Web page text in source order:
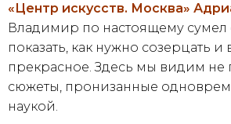
«Центр искусств. Москва»
Владимир по настоящему сумел
показать, как нужно созерцать и
прекрасное. Здесь мы видим не
сюжеты, пронизанные
наукой.